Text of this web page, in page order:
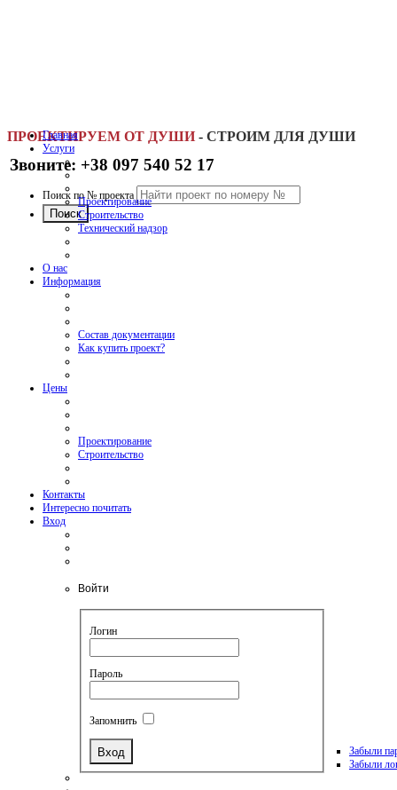
ПРОЕКТИРУЕМ ОТ ДУШИ - СТРОИМ ДЛЯ ДУШИ
Звоните: +38 097 540 52 17
Поиск по № проекта
Главная
Услуги
Проектирование
Строительство
Технический надзор
О нас
Информация
Состав документации
Как купить проект?
Цены
Проектирование
Строительство
Контакты
Интересно почитать
Вход
Войти
Логин
Пароль
Запомнить
Забыли
Забыли